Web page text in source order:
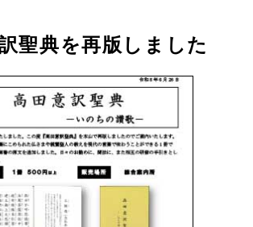
聖典を再版しました